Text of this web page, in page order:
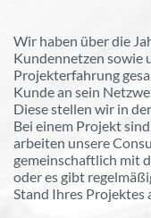
Wir haben über die
Kundennetzen sowie
Projekterfahrung
Kunde an sein
Diese stellen wir in
Bei einem Projekt
arbeiten unsere
gemeinschaftlich mit
oder es gibt
Stand Ihres Projektes